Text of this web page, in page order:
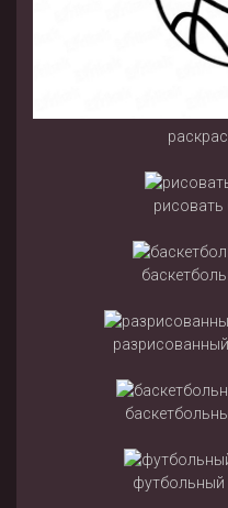
рисовать
футбольный